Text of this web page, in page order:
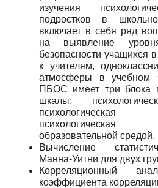
изучения
подростков в
включает в себя ряд
на выявление
безопасности учащихся
к учителям,
атмосферы в учебном
ПБОС имеет три блока
шкалы:
психологическая
образовательной средой.
Вычисление
Манна-Уитни для двух
Корреляционный
коэффициента